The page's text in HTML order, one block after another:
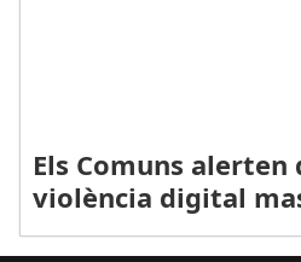
Els Comuns
violència digital